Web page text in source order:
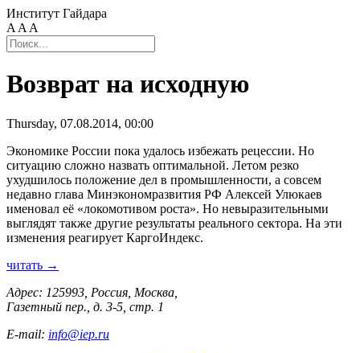
Институт Гайдара
A A A
Возврат на исходную
Thursday, 07.08.2014, 00:00
Экономике России пока удалось избежать рецессии. Но
ситуацию сложно назвать оптимальной. Летом резко
ухудшилось положение дел в промышленности, а совсем
недавно глава Минэкономразвития РФ Алексей Улюкаев
именовал её «локомотивом роста». Но невыразительными
выглядят также другие результаты реального сектора. На эти
изменения реагирует КаргоИндекс.
читать →
Адрес: 125993, Россия, Москва,
Газетный пер., д. 3-5, стр. 1
E-mail: info@iep.ru